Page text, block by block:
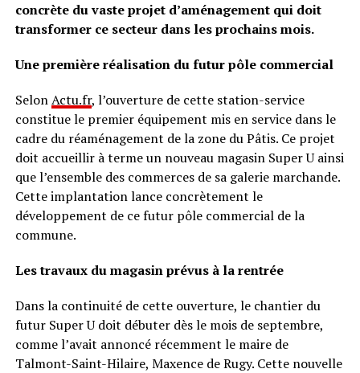
concrète du vaste projet d’aménagement qui doit
transformer ce secteur dans les prochains mois.
Une première réalisation du futur pôle commercial
SelonActu.fr, l’ouverture de cette station-service
constitue le premier équipement mis en service dans le
cadre du réaménagement de la zone du Pâtis. Ce projet
doit accueillir à terme un nouveau magasin Super U ainsi
que l’ensemble des commerces de sa galerie marchande.
Cette implantation lance concrètement le
développement de ce futur pôle commercial de la
commune.
Les travaux du magasin prévus à la rentrée
Dans la continuité de cette ouverture, le chantier du
futur Super U doit débuter dès le mois de septembre,
comme l’avait annoncé récemment le maire de
Talmont-Saint-Hilaire, Maxence de Rugy. Cette nouvelle